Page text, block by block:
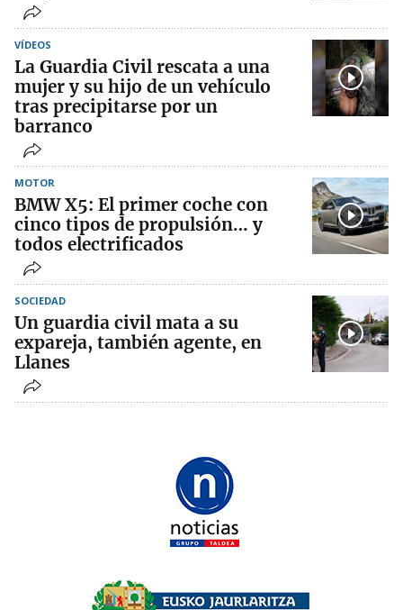
VÍDEOS
La Guardia Civil rescata a una
mujer y su hijo de un vehículo
tras precipitarse por un
barranco
MOTOR
BMW X5: El primer coche con
cinco tipos de propulsión… y
todos electrificados
SOCIEDAD
Un guardia civil mata a su
expareja, también agente, en
Llanes